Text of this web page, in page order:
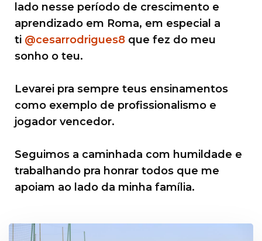
lado nesse período de crescimento e
aprendizado em Roma, em especial a
ti @cesarrodrigues8 que fez do meu
sonho o teu.
Levarei pra sempre teus ensinamentos
como exemplo de profissionalismo e
jogador vencedor.
Seguimos a caminhada com humildade e
trabalhando pra honrar todos que me
apoiam ao lado da minha família.